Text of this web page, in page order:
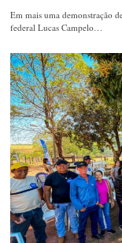
Em mais uma demonstração
federal Lucas Campelo…